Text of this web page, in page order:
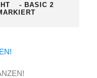
- BASIC 2